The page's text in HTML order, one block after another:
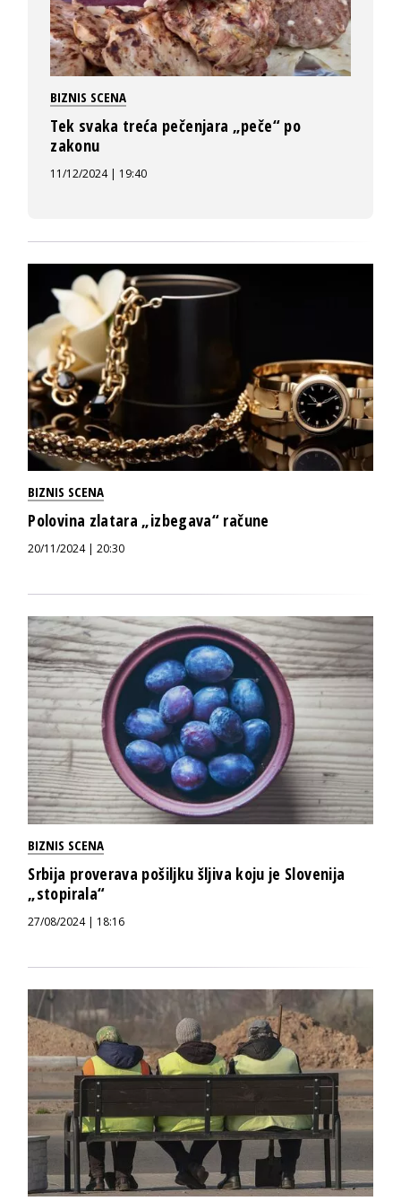
BIZNIS SCENA
Tek svaka treća pečenjara „peče“ po
zakonu
11/12/2024 | 19:40
BIZNIS SCENA
Polovina zlatara „izbegava“ račune
20/11/2024 | 20:30
BIZNIS SCENA
Srbija proverava pošiljku šljiva koju je Slovenija
„stopirala“
27/08/2024 | 18:16